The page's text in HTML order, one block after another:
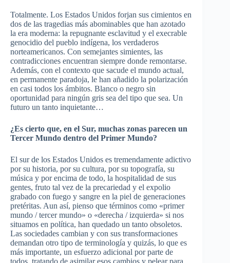
Totalmente. Los Estados Unidos forjan sus cimientos en
dos de las tragedias más abominables que han azotado
la era moderna: la repugnante esclavitud y el execrable
genocidio del pueblo indígena, los verdaderos
norteamericanos. Con semejantes simientes, las
contradicciones encuentran siempre donde remontarse.
Además, con el contexto que sacude el mundo actual,
en permanente paradoja, le han añadido la polarización
en casi todos los ámbitos. Blanco o negro sin
oportunidad para ningún gris sea del tipo que sea. Un
futuro un tanto inquietante…
¿Es cierto que, en el Sur, muchas zonas parecen un
Tercer Mundo dentro del Primer Mundo?
El sur de los Estados Unidos es tremendamente adictivo
por su historia, por su cultura, por su topografía, su
música y por encima de todo, la hospitalidad de sus
gentes, fruto tal vez de la precariedad y el expolio
grabado con fuego y sangre en la piel de generaciones
pretéritas. Aun así, pienso que términos como «primer
mundo / tercer mundo» o «derecha / izquierda» si nos
situamos en política, han quedado un tanto obsoletos.
Las sociedades cambian y con sus transformaciones
demandan otro tipo de terminología y quizás, lo que es
más importante, un esfuerzo adicional por parte de